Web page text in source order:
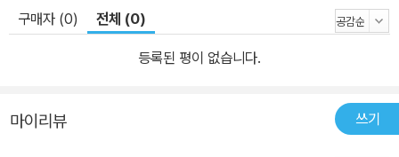
구매자 (0) 전체 (0)
등록된 평이 없습니다.
마이리뷰 쓰기